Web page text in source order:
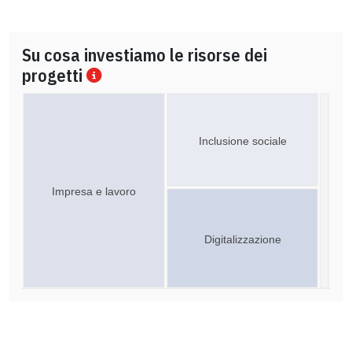
Su cosa investiamo le risorse dei
progetti
Digitalizzazione
Impresa e lavoro
Inclusione sociale